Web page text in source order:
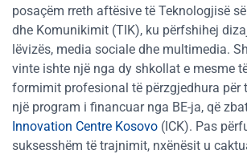
posaçëm rreth aftësive të Teknologjisë
dhe Komunikimit (TIK), ku përfshihej
lëvizës, media sociale dhe multimedia.
vinte ishte një nga dy shkollat e mesme
formimit profesional të përzgjedhura për
një program i financuar nga BE-ja, që
Innovation Centre Kosovo (ICK). Pas
suksesshëm të trajnimit, nxënësit u